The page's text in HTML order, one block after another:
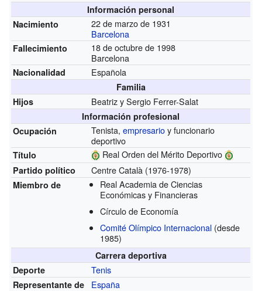
Información personal
Nacimiento
22 de marzo de 1931
Barcelona
Fallecimiento
18 de octubre de 1998
Barcelona
Nacionalidad Española
Familia
Hijos
Beatriz y Sergio Ferrer-Salat
Información profesional
Ocupación
Tenista,empresarioy funcionario
deportivo
Título Real Orden del Mérito Deportivo
Partido político Centre Català (1976-1978)
Miembro de
Real Academia de Ciencias
Económicas y Financieras
Círculo de Economía
Comité Olímpico Internacional (desde
1985)
Carrera deportiva
Deporte
Tenis
Representante de España